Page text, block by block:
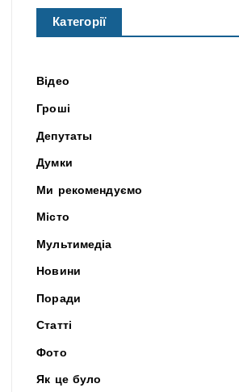
Категорії
Відео
Гроші
Депутаты
Думки
Ми рекомендуємо
Місто
Мультимедіа
Новини
Поради
Статті
Фото
Як це було